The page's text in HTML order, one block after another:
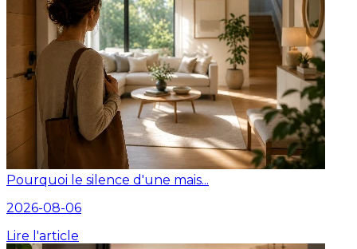
Pourquoi le silence d'une mais...
2026-08-06
Lire l'article